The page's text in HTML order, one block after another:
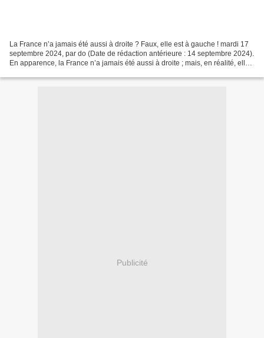
La France n’a jamais été aussi à droite ? Faux, elle est à gauche ! mardi 17
septembre 2024, par do (Date de rédaction antérieure : 14 septembre 2024).
En apparence, la France n’a jamais été aussi à droite ; mais, en réalité, elle
Publicité